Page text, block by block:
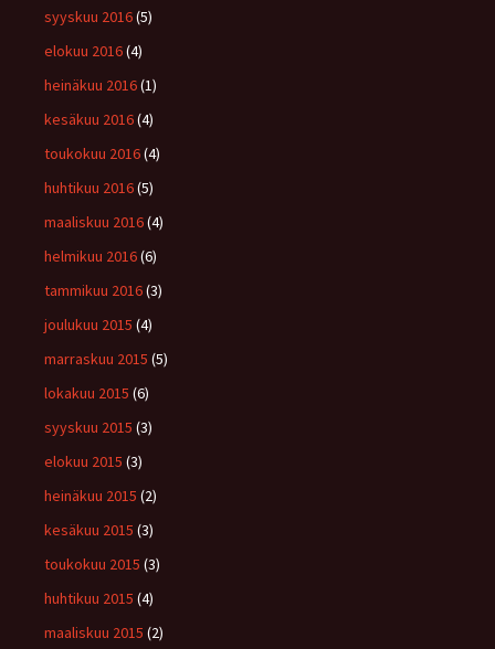
syyskuu 2016(5)
elokuu 2016(4)
heinäkuu 2016(1)
kesäkuu 2016(4)
toukokuu 2016(4)
huhtikuu 2016(5)
maaliskuu 2016(4)
helmikuu 2016(6)
tammikuu 2016(3)
joulukuu 2015 (4)
marraskuu 2015 (5)
lokakuu 2015 (6)
syyskuu 2015 (3)
elokuu 2015 (3)
heinäkuu 2015 (2)
kesäkuu 2015 (3)
toukokuu 2015 (3)
huhtikuu 2015 (4)
maaliskuu 2015 (2)